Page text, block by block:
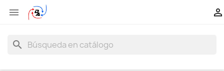
 
search